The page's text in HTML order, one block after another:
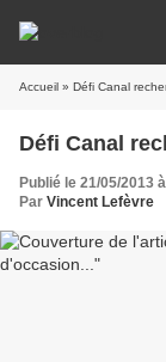
Accueil » Défi Canal
Défi Canal
Publié le 21/05/2013
Par Vincent Lefèvre